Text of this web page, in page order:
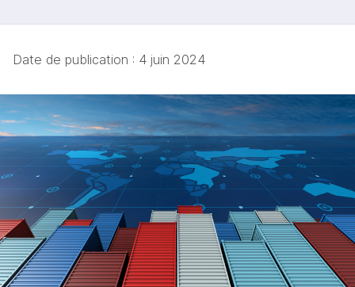
Date de publication : 4 juin 2024